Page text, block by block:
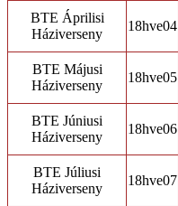
BTE Áprilisi
Háziverseny
18hve04
BTE Májusi
Háziverseny
18hve05
BTE Júniusi
Háziverseny
18hve06
BTE Júliusi
Háziverseny
18hve07